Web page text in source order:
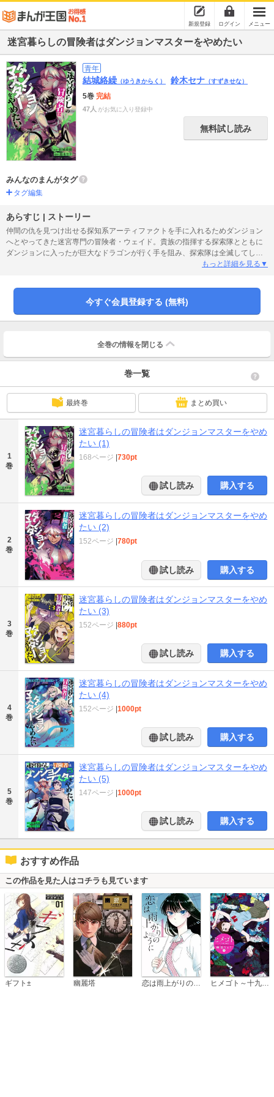
新規登録 ログイン メニュー
迷宮暮らしの冒険者はダンジョンマスターをやめたい
青年
結城絡繰 （ゆうきからく） 鈴木セナ （すずきせな）
5巻 完結
47人 がお気に入り登録中
無料試し読み
みんなのまんがタグ
タグ編集
あらすじ | ストーリー
仲間の仇を見つけ出せる探知系アーティファクトを手に入れるためダンジョン
へとやってきた迷宮専門の冒険者・ウェイド。貴族の指揮する探索隊とともに
ダンジョンに入ったが巨大なドラゴンが行く手を阻み、探索隊は全滅してしま
う・・・。決死の覚悟でドラゴンと闘うも力及ばず致命傷を負い倒れるウェイ
もっと詳細を見る▼
今すぐ会員登録する (無料)
全巻の情報を 閉じる
巻一覧
最終巻 まとめ買い
1
巻
迷宮暮らしの冒険者はダンジョンマスターをやめ
たい (1)
168ページ |730pt
試し読み 購入する
2
巻
迷宮暮らしの冒険者はダンジョンマスターをやめ
たい (2)
152ページ |780pt
試し読み 購入する
3
巻
迷宮暮らしの冒険者はダンジョンマスターをやめ
たい (3)
152ページ |880pt
試し読み 購入する
4
巻
迷宮暮らしの冒険者はダンジョンマスターをやめ
たい (4)
152ページ |1000pt
試し読み 購入する
5
巻
迷宮暮らしの冒険者はダンジョンマスターをやめ
たい (5)
147ページ |1000pt
試し読み 購入する
おすすめ作品
この作品を見た人はコチラも見ています
ギフト± 幽麗塔 ヒメゴト～十九歳の制服～